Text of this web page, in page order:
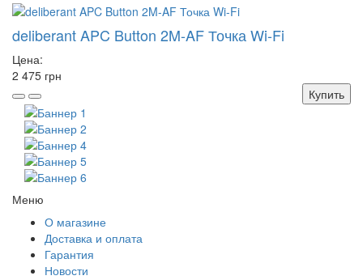
deliberant APC Button 2M-AF Точка Wi-Fi
Цена:
2 475 грн
Купить
Меню
О магазине
Доставка и оплата
Гарантия
Новости